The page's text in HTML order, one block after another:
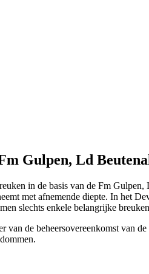
Gulpen, Ld
in de basis van de Fm
met afnemende diepte. In het
slechts enkele belangrijke
van de beheersovereenkomst